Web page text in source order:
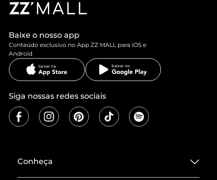
Baixe o nosso app
Conteúdo exclusivo no App ZZ MALL para iOS e
Android
Siga nossas redes sociais
Conheça